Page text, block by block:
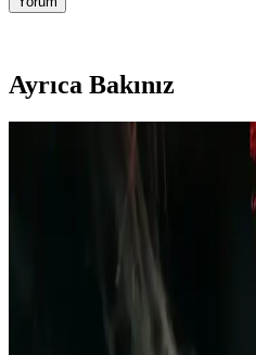
Ayrıca Bakınız
Polar Erkek Pijama
Desenli Kış İçin Şık ve
dokusu ve şık ekose desenleriyle
ve kolay bakım avantajıyla evde
Erkek Yazlık Pijama
Seçenekler ile Yaz